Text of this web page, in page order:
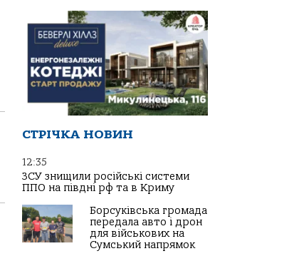
СТРІЧКА НОВИН
12:35
ЗСУ знищили російські системи
ППО на півдні рф та в Криму
Борсуківська громада
передала авто і дрон
для військових на
Сумський напрямок